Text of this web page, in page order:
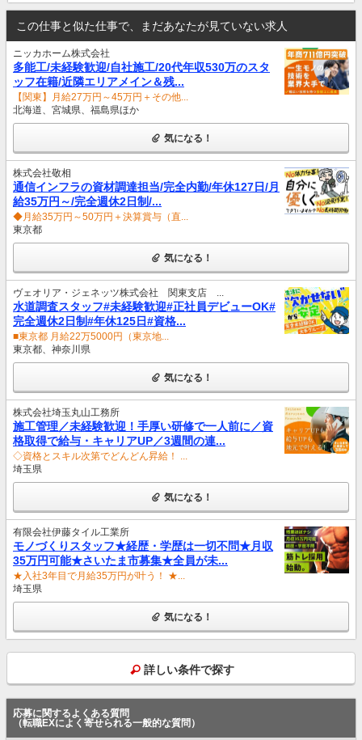
この仕事と似た仕事で、まだあなたが見ていない求人
ニッカホーム株式会社
多能工/未経験歓迎/自社施工/20代年収530万のスタ
ッフ在籍/近隣エリアメイン＆残...
【関東】月給27万円～45万円＋その他...
北海道、宮城県、福島県ほか
気になる！
株式会社敬相
通信インフラの資材調達担当/完全内勤/年休127日/月
給35万円～/完全週休2日制/...
◆月給35万円～50万円＋決算賞与（直...
東京都
気になる！
ヴェオリア・ジェネッツ株式会社 関東支店 ...
水道調査スタッフ#未経験歓迎#正社員デビューOK#
完全週休2日制#年休125日#資格...
■東京都 月給22万5000円（東京地...
東京都、神奈川県
気になる！
株式会社埼玉丸山工務所
施工管理／未経験歓迎！手厚い研修で一人前に／資
格取得で給与・キャリアUP／3週間の連...
◇資格とスキル次第でどんどん昇給！ ...
埼玉県
気になる！
有限会社伊藤タイル工業所
モノづくりスタッフ★経歴・学歴は一切不問★月収
35万円可能★さいたま市募集★全員が未...
★入社3年目で月給35万円が叶う！ ★...
埼玉県
気になる！
詳しい条件で探す
応募に関するよくある質問
（転職EXによく寄せられる一般的な質問）